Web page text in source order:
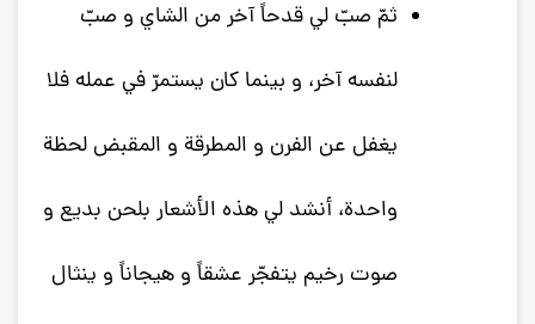
ثمّ صبّ لي قدحاً آخر من الشاي و صبّ
لنفسه آخر، و بينما كان يستمرّ في عمله فلا
يغفل عن الفرن و المطرقة و المقبض لحظة
واحدة، أنشد لي هذه الأشعار بلحن بديع و
صوت رخيم يتفجّر عشقاً و هيجاناً و ينثال